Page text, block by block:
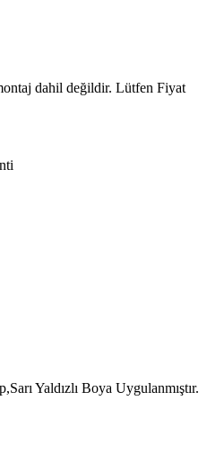
dahil değildir. Lütfen Fiyat
Yaldızlı Boya Uygulanmıştır.